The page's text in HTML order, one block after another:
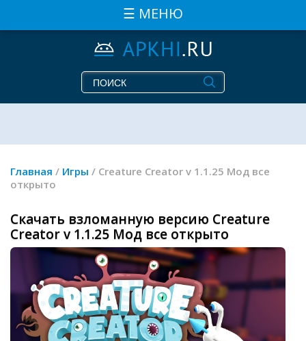
☰ МЕНЮ
Главная / Игры / Creature Creator v 1.1.25 Мод все
открыто
Скачать взломанную версию Creature
Creator v 1.1.25 Мод все открыто